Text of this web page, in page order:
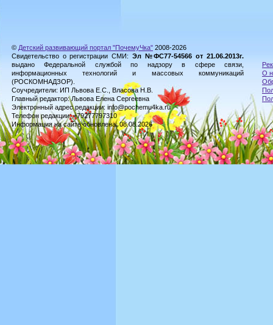
© Детский развивающий портал "ПочемуЧка" 2008-2026
Свидетельство о регистрации СМИ: Эл №ФС77-54566 от 21.06.2013г.
выдано Федеральной службой по надзору в сфере связи,
информационных технологий и массовых коммуникаций
(РОСКОМНАДЗОР).
Соучредители: ИП Львова Е.С., Власова Н.В.
Главный редактор: Львова Елена Сергеевна
Электронный адрес редакции: info@pochemu4ka.ru
Телефон редакции: +79277797310
Информация на сайте обновлена: 08.08.2026
О